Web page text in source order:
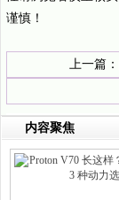
谨慎！
上一篇：
内容聚焦